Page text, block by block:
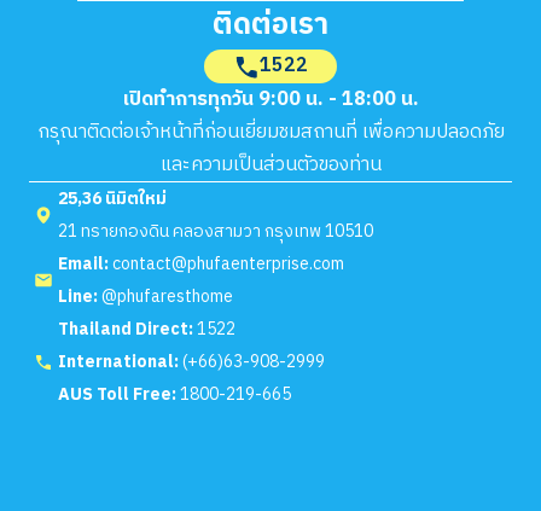
ติดต่อเรา
1522
เปิดทำการทุกวัน 9:00 น. - 18:00 น.
กรุณาติดต่อเจ้าหน้าที่ก่อนเยี่ยมชมสถานที่ เพื่อความปลอดภัย
และความเป็นส่วนตัวของท่าน
25,36 นิมิตใหม่
21 ทรายกองดิน คลองสามวา กรุงเทพ 10510
Email:contact@phufaenterprise.com
Line:@phufaresthome
Thailand Direct:1522
International:(+66)63-908-2999
AUS Toll Free:1800-219-665